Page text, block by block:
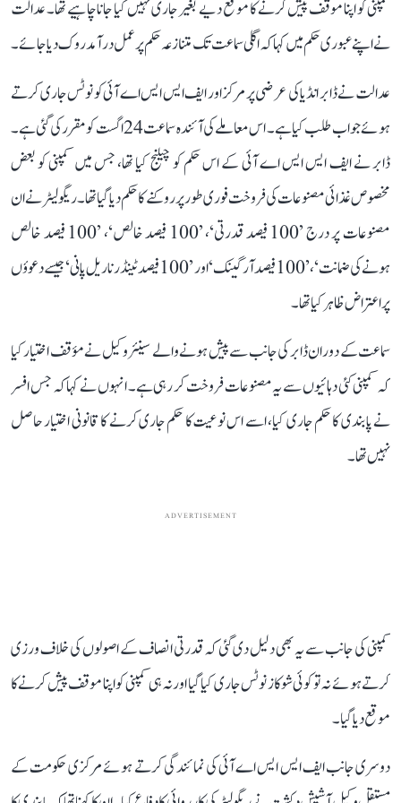
کمپنی کو اپنا موقف پیش کرنے کا موقع دیے بغیر جاری نہیں کیا جانا چاہیے تھا۔ عدالت
نے اپنے عبوری حکم میں کہا کہ اگلی سماعت تک متنازعہ حکم پر عمل درآمد روک دیا جائے۔
عدالت نے ڈابر انڈیا کی عرضی پر مرکز اور ایف ایس ایس اے آئی کو نوٹس جاری کرتے
ہوئے جواب طلب کیا ہے۔ اس معاملے کی آئندہ سماعت 24 اگست کو مقرر کی گئی ہے۔
ڈابر نے ایف ایس ایس اے آئی کے اس حکم کو چیلنج کیا تھا، جس میں کمپنی کو بعض
مخصوص غذائی مصنوعات کی فروخت فوری طور پر روکنے کا حکم دیا گیا تھا۔ ریگولیٹر نے ان
مصنوعات پر درج ’100 فیصد قدرتی‘، ’100 فیصد خالص‘، ’100 فیصد خالص
ہونے کی ضمانت‘، ’100 فیصد آرگینک‘ اور ’100 فیصد ٹینڈر ناریل پانی‘ جیسے دعوؤں
پر اعتراض ظاہر کیا تھا۔
سماعت کے دوران ڈابر کی جانب سے پیش ہونے والے سینئر وکیل نے مؤقف اختیار کیا
کہ کمپنی کئی دہائیوں سے یہ مصنوعات فروخت کر رہی ہے۔ انہوں نے کہا کہ جس افسر
نے پابندی کا حکم جاری کیا، اسے اس نوعیت کا حکم جاری کرنے کا قانونی اختیار حاصل
نہیں تھا۔
ADVERTISEMENT
کمپنی کی جانب سے یہ بھی دلیل دی گئی کہ قدرتی انصاف کے اصولوں کی خلاف ورزی
کرتے ہوئے نہ تو کوئی شوکاز نوٹس جاری کیا گیا اور نہ ہی کمپنی کو اپنا موقف پیش کرنے کا
موقع دیا گیا۔
دوسری جانب ایف ایس ایس اے آئی کی نمائندگی کرتے ہوئے مرکزی حکومت کے